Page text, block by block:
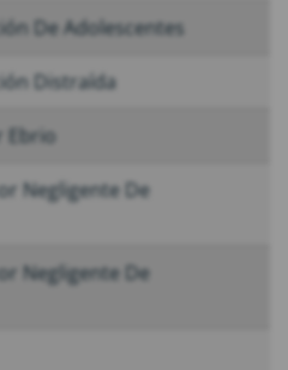
De Adolescentes
Distraída
Ebrio
Negligente De
Negligente De